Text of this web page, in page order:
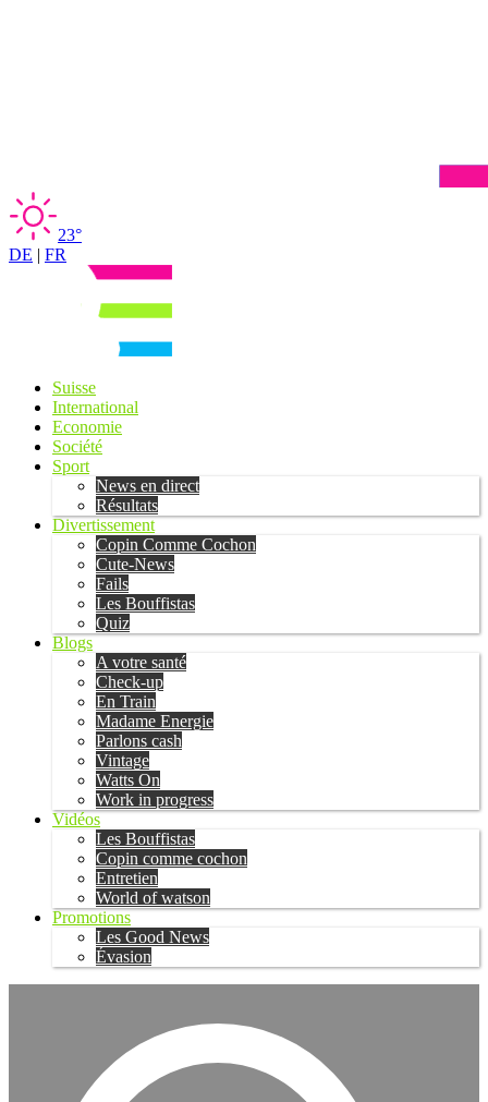
23°
DE | FR
Suisse
International
Economie
Société
Sport
News en direct
Résultats
Divertissement
Copin Comme Cochon
Cute-News
Fails
Les Bouffistas
Quiz
Blogs
A votre santé
Check-up
En Train
Madame Energie
Parlons cash
Vintage
Watts On
Work in progress
Vidéos
Les Bouffistas
Copin comme cochon
Entretien
World of watson
Promotions
Les Good News
Évasion